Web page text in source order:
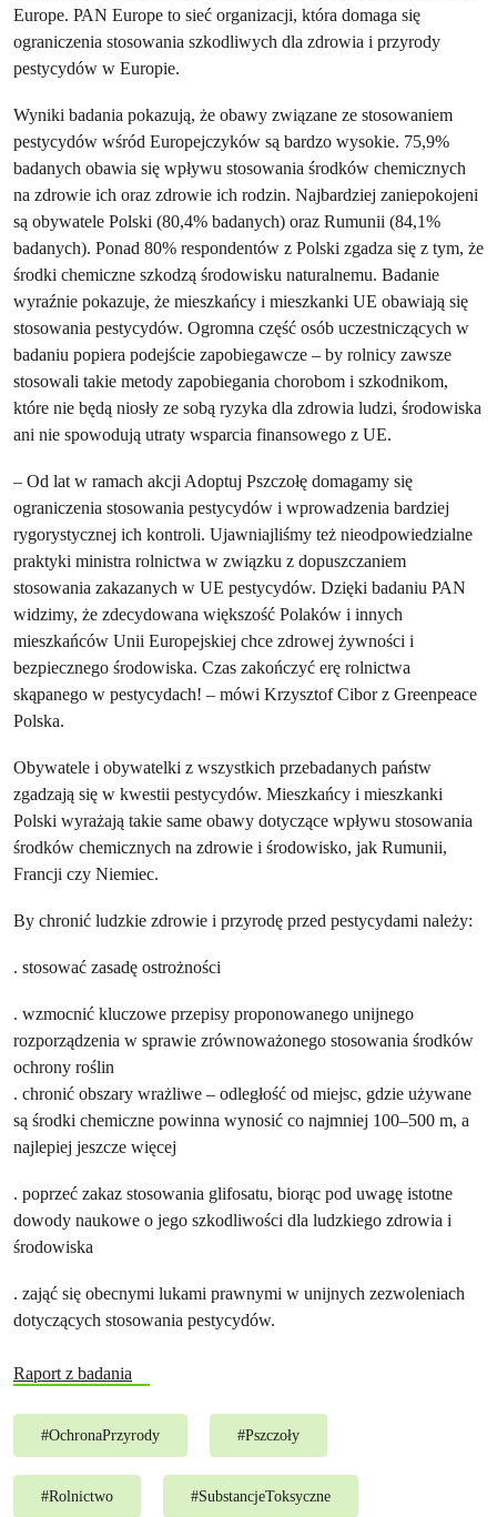
Europe. PAN Europe to sieć organizacji, która domaga się
ograniczenia stosowania szkodliwych dla zdrowia i przyrody
pestycydów w Europie.
Wyniki badania pokazują, że obawy związane ze stosowaniem
pestycydów wśród Europejczyków są bardzo wysokie. 75,9%
badanych obawia się wpływu stosowania środków chemicznych
na zdrowie ich oraz zdrowie ich rodzin. Najbardziej zaniepokojeni
są obywatele Polski (80,4% badanych) oraz Rumunii (84,1%
badanych). Ponad 80% respondentów z Polski zgadza się z tym, że
środki chemiczne szkodzą środowisku naturalnemu. Badanie
wyraźnie pokazuje, że mieszkańcy i mieszkanki UE obawiają się
stosowania pestycydów. Ogromna część osób uczestniczących w
badaniu popiera podejście zapobiegawcze – by rolnicy zawsze
stosowali takie metody zapobiegania chorobom i szkodnikom,
które nie będą niosły ze sobą ryzyka dla zdrowia ludzi, środowiska
ani nie spowodują utraty wsparcia finansowego z UE.
– Od lat w ramach akcji Adoptuj Pszczołę domagamy się
ograniczenia stosowania pestycydów i wprowadzenia bardziej
rygorystycznej ich kontroli. Ujawniajliśmy też nieodpowiedzialne
praktyki ministra rolnictwa w związku z dopuszczaniem
stosowania zakazanych w UE pestycydów. Dzięki badaniu PAN
widzimy, że zdecydowana większość Polaków i innych
mieszkańców Unii Europejskiej chce zdrowej żywności i
bezpiecznego środowiska. Czas zakończyć erę rolnictwa
skąpanego w pestycydach! – mówi Krzysztof Cibor z Greenpeace
Polska.
Obywatele i obywatelki z wszystkich przebadanych państw
zgadzają się w kwestii pestycydów. Mieszkańcy i mieszkanki
Polski wyrażają takie same obawy dotyczące wpływu stosowania
środków chemicznych na zdrowie i środowisko, jak Rumunii,
Francji czy Niemiec.
By chronić ludzkie zdrowie i przyrodę przed pestycydami należy:
. stosować zasadę ostrożności
. wzmocnić kluczowe przepisy proponowanego unijnego
rozporządzenia w sprawie zrównoważonego stosowania środków
ochrony roślin
. chronić obszary wrażliwe – odległość od miejsc, gdzie używane
są środki chemiczne powinna wynosić co najmniej 100–500 m, a
najlepiej jeszcze więcej
. poprzeć zakaz stosowania glifosatu, biorąc pod uwagę istotne
dowody naukowe o jego szkodliwości dla ludzkiego zdrowia i
środowiska
. zająć się obecnymi lukami prawnymi w unijnych zezwoleniach
dotyczących stosowania pestycydów.
Raport z badania
#OchronaPrzyrody #Pszczoły
#Rolnictwo #SubstancjeToksyczne